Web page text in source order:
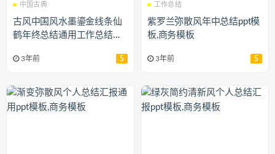
中国古典
古风中国风水墨鎏金线条仙
鹤年终总结通用工作总结年
3年前 5
工作总结
紫罗兰弥散风年中总结ppt模
板,商务模板
3年前 5